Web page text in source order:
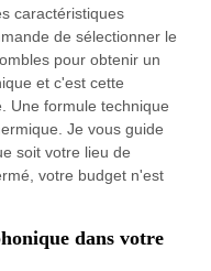
caractéristiques
de sélectionner le
pour obtenir un
et c'est cette
Une formule technique
Je vous guide
soit votre lieu de
votre budget n'est
dans votre